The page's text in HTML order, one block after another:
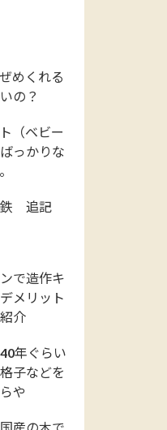
めくれる
の？
（ベビー
っかりな
追記
で造作キ
メリット
介
年ぐらい
子などを
や